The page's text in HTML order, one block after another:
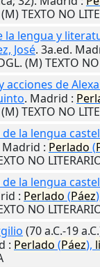
TEXTO NO
la lengua y
José. 3a.ed.
(M) TEXTO
acciones de
. Madrid :
TEXTO NO
la lengua
Madrid : Perlado (
NO
la lengua
: Perlado (Páez
NO
(70 a.C.-19
: Perlado (Páez),